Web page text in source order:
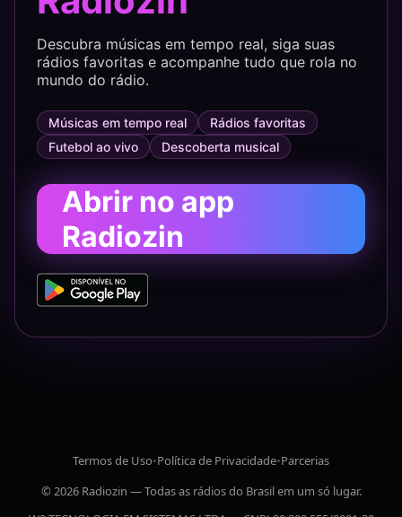
Descubra músicas em tempo real, siga suas
rádios favoritas e acompanhe tudo que rola no
mundo do rádio.
Músicas em tempo real
Rádios favoritas
Futebol ao vivo
Descoberta musical
Abrir no app
Radiozin
Termos de Uso•Política de Privacidade•Parcerias
© 2026 Radiozin — Todas as rádios do Brasil em um só lugar.